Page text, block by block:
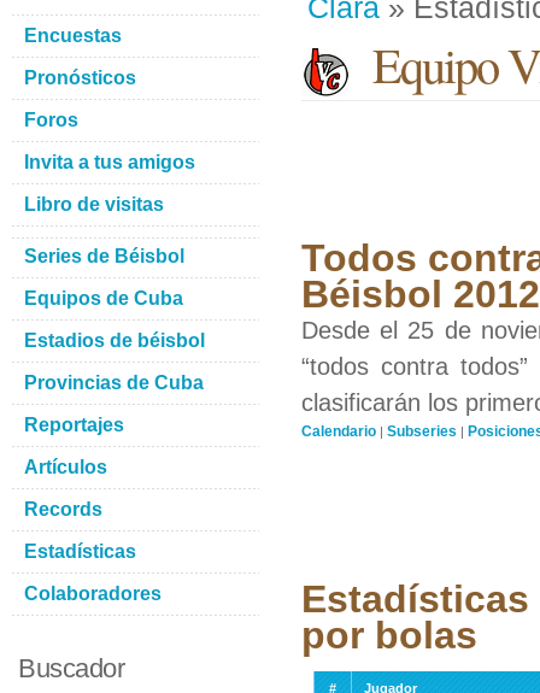
Clara »
Equipo
Todos
Béisbol
Desde el 25 de
“todos contra
clasificarán los
Calendario | Subseries |
Estadísticas
por bolas
#
Jugador
Encuestas
Pronósticos
Foros
Invita a tus amigos
Libro de visitas
Series de Béisbol
Equipos de Cuba
Estadios de béisbol
Provincias de Cuba
Reportajes
Artículos
Records
Estadísticas
Colaboradores
Buscador